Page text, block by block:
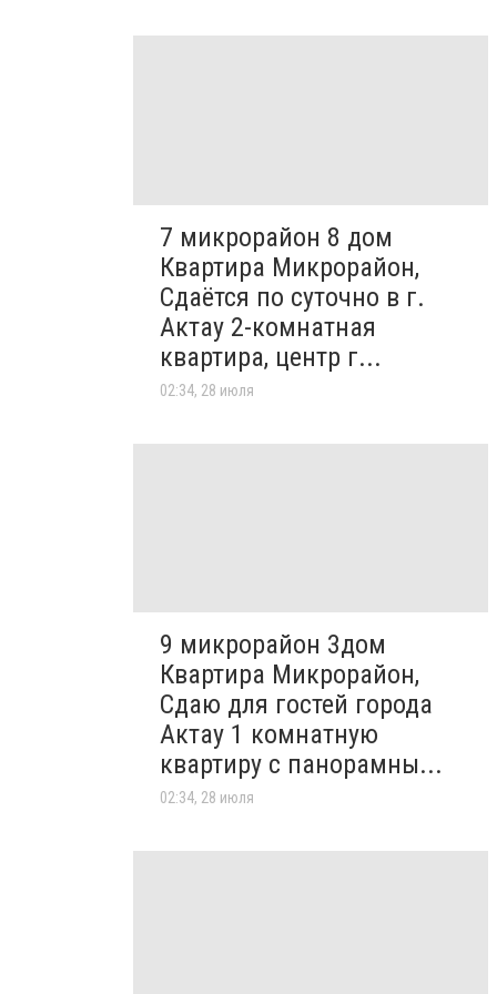
7 микрорайон 8 дом
Квартира Микрорайон,
Сдаётся по суточно в г.
Актау 2-комнатная
квартира, центр г...
02:34, 28 июля
9 микрорайон 3дом
Квартира Микрорайон,
Сдаю для гостей города
Актау 1 комнатную
квартиру с панорамны...
02:34, 28 июля